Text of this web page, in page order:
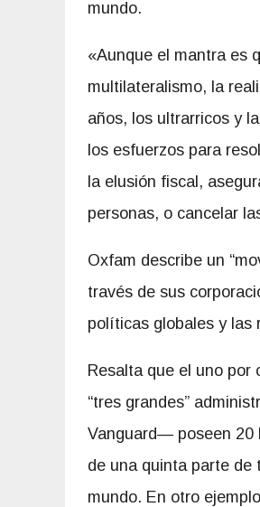
mundo.
«Aunque el mantra es
multilateralismo, la
años, los ultrarricos y
los esfuerzos para
la elusión fiscal,
personas, o cancelar
Oxfam describe un
través de sus
políticas globales y las
Resalta que el uno
“tres grandes”
Vanguard— poseen 20
de una quinta parte de
mundo. En otro